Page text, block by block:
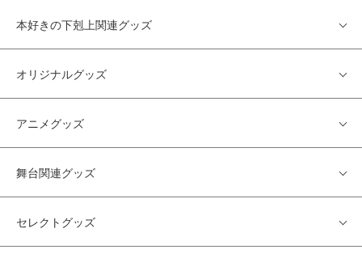
本好きの下剋上関連グッズ
オリジナルグッズ
アニメグッズ
舞台関連グッズ
セレクトグッズ